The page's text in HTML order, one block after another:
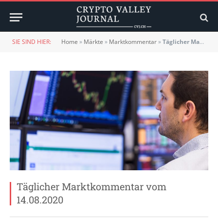
SIE SIND HIER: Home » Märkte » Marktkommentar»Täglicher Marktkommentar vom 14.08.2020
Täglicher Marktkommentar vom
14.08.2020